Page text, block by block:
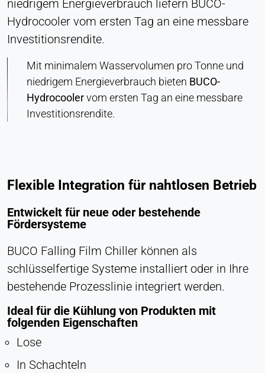
niedrigem Energieverbrauch liefern BUCO-
Hydrocooler vom ersten Tag an eine messbare
Investitionsrendite.
Mit minimalem Wasservolumen pro Tonne und
niedrigem Energieverbrauch bieten BUCO-
Hydrocoolervom ersten Tag an eine messbare
Investitionsrendite.
Flexible Integration für nahtlosen Betrieb
Entwickelt für neue oder bestehende
Fördersysteme
BUCO Falling Film Chiller können als
schlüsselfertige Systeme installiert oder in Ihre
bestehende Prozesslinie integriert werden.
Ideal für die Kühlung von Produkten mit
folgenden Eigenschaften
Lose
In Schachteln